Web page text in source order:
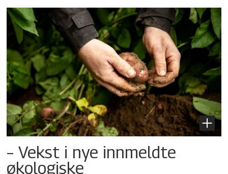
– Vekst i nye innmeldte
økologiske